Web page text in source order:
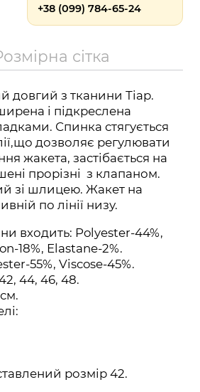
+38 (099) 784-65-24
сітка
довгий з тканини Тіар.
і підкреслена
Спинка стягується
дозволяє регулювати
жакета, застібається на
прорізні з клапаном.
зі шлицею. Жакет на
по лінії низу.
входить: Polyester-44%,
18%, Elastane-2%.
55%, Viscose-45%.
44, 46, 48.
розмір 42.